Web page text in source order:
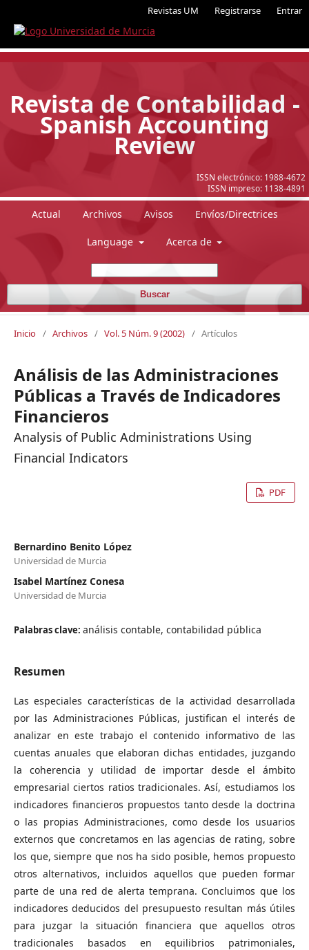
Revistas UM Registrarse Entrar
ISSN electrónico: 1988-4672
ISSN impreso: 1138-4891
Revista de Contabilidad -
Spanish Accounting
Review
Actual Archivos Avisos Envíos/Directrices
Language Acerca de
Buscar
Inicio / Archivos / Vol. 5 Núm. 9 (2002) / Artículos
Análisis de las Administraciones
Públicas a Través de Indicadores
Financieros
Analysis of Public Administrations Using
Financial Indicators
PDF
Bernardino Benito López
Universidad de Murcia
Isabel Martínez Conesa
Universidad de Murcia
Palabras clave: análisis contable, contabilidad pública
Resumen
Las especiales características de la actividad desarrollada
por las Administraciones Públicas, justifican el interés de
analizar en este trabajo el contenido informativo de las
cuentas anuales que elaboran dichas entidades, juzgando
la coherencia y utilidad de importar desde el ámbito
empresarial ciertos ratios tradicionales. Así, estudiamos los
indicadores financieros propuestos tanto desde la doctrina
o las propias Administraciones, como desde los usuarios
externos que concretamos en las agencias de rating, sobre
los que, siempre que nos ha sido posible, hemos propuesto
otros alternativos, incluidos aquellos que pueden formar
parte de una red de alerta temprana. Concluimos que los
indicadores deducidos del presupuesto resultan más útiles
para juzgar la situación financiera que aquellos otros
tradicionales basados en equilibrios patrimoniales,